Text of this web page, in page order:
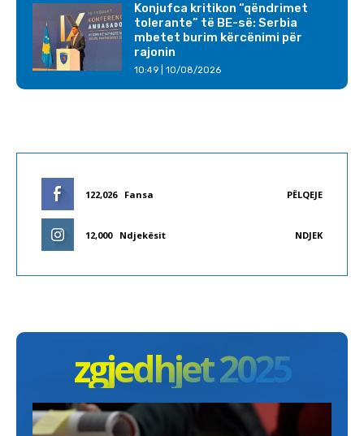
Konjufca kritikon “qëndrimet
tolerante” të BE-së: Serbia
mbetet burim kërcënimi për
rajonin
10:49 | 10/08/2026
122,026 Fansa PËLQEJE
12,000 Ndjekësit NDJEK
zgjedhjet 2025